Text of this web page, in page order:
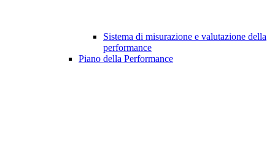
Sistema di misurazione e valutazione della
performance
Piano della Performance